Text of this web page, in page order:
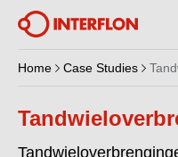
Home Case Studies